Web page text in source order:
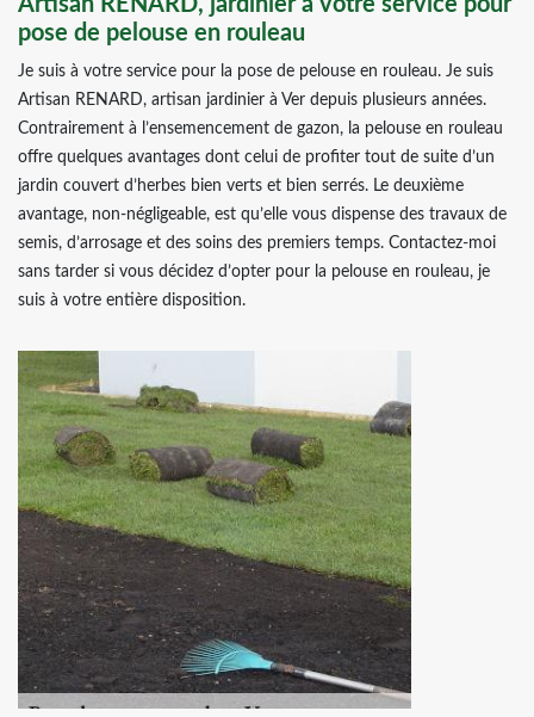
Artisan RENARD, jardinier à votre service pour
pose de pelouse en rouleau
Je suis à votre service pour la pose de pelouse en rouleau. Je suis
Artisan RENARD, artisan jardinier à Ver depuis plusieurs années.
Contrairement à l’ensemencement de gazon, la pelouse en rouleau
offre quelques avantages dont celui de profiter tout de suite d’un
jardin couvert d’herbes bien verts et bien serrés. Le deuxième
avantage, non-négligeable, est qu’elle vous dispense des travaux de
semis, d’arrosage et des soins des premiers temps. Contactez-moi
sans tarder si vous décidez d’opter pour la pelouse en rouleau, je
suis à votre entière disposition.